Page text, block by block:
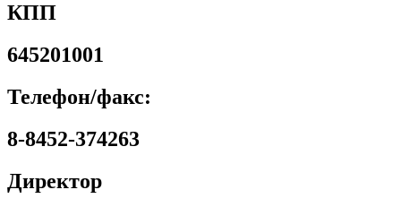
КПП
645201001
Телефон/факс:
8-8452-374263
Директор